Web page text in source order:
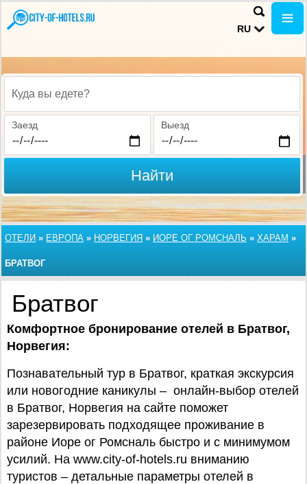
RU
Куда вы едете?
Заезд Выезд
Найти
ОТЕЛИ » ЕВРОПА » НОРВЕГИЯ » ИОРЕ ОГ РОМСНАЛЬ » ХАРАМ »
БРАТВОГ
Братвог
Комфортное бронирование отелей в Братвог,
Норвегия:
Познавательный тур в Братвог, краткая экскурсия
или новогодние каникулы – онлайн-выбор отелей
в Братвог, Норвегия на сайте поможет
зарезервировать подходящее проживание в
районе Иоре ог Ромсналь быстро и с минимумом
усилий. На www.city-of-hotels.ru вниманию
туристов – детальные параметры отелей в